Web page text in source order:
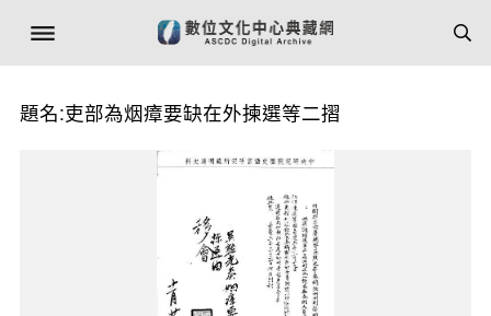
題名:吏部為烟瘴要缺在外揀選等二摺